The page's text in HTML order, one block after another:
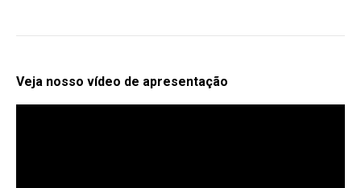
Veja nosso vídeo de apresentação